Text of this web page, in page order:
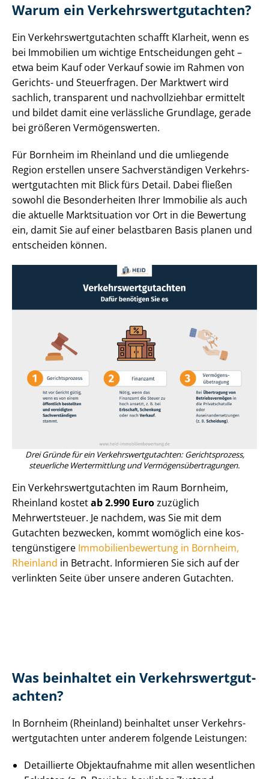
Warum ein Ver­kehrs­wert­gut­ach­ten?
Ein Ver­kehrs­wert­gut­ach­ten schafft Klarheit, wenn es
bei Immobilien um wichtige Entscheidungen geht –
etwa beim Kauf oder Verkauf sowie im Rahmen von
Gerichts- und Steuerfragen. Der Marktwert wird
sachlich, transparent und nachvollziehbar ermittelt
und bildet damit eine verlässliche Grundlage, gerade
bei größeren Vermögenswerten.
Für Bornheim im Rheinland und die umliegende
Region erstellen unsere Sach­ver­stän­di­gen Ver­kehrs­
wert­gut­ach­ten mit Blick fürs Detail. Dabei fließen
sowohl die Besonderheiten Ihrer Immobilie als auch
die aktuelle Marktsituation vor Ort in die Bewertung
ein, damit Sie auf einer belastbaren Basis planen und
entscheiden können.
Drei Gründe für ein Ver­kehrs­wert­gut­ach­ten: Gerichtsprozess,
steuerliche Wertermittlung und Ver­mö­gens­über­tra­gun­gen.
Ein Ver­kehrs­wert­gut­ach­ten im Raum Bornheim,
Rheinland kostetab 2.990 Eurozuzüglich
Mehrwertsteuer. Je nachdem, was Sie mit dem
Gutachten bezwecken, kommt womöglich eine kos­
ten­güns­ti­ge­re Im­mo­bi­li­en­be­wer­tung in Bornheim,
Rheinland in Betracht. Informieren Sie sich auf der
verlinkten Seite über unsere anderen Gutachten.
Was beinhaltet ein Ver­kehrs­wert­gut­
ach­ten?
In Bornheim (Rheinland) beinhaltet unser Ver­kehrs­
wert­gut­ach­ten unter anderem folgende Leistungen:
Detaillierte Objektaufnahme mit allen wesentlichen